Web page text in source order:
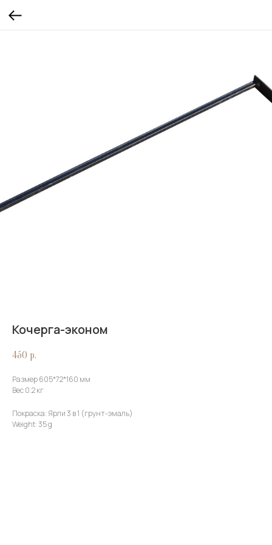
Кочерга-эконом
450 р.
Размер 605*72*160 мм
Вес 0.2 кг
Покраска: Ярли 3 в 1 (грунт-эмаль)
Weight: 35 g